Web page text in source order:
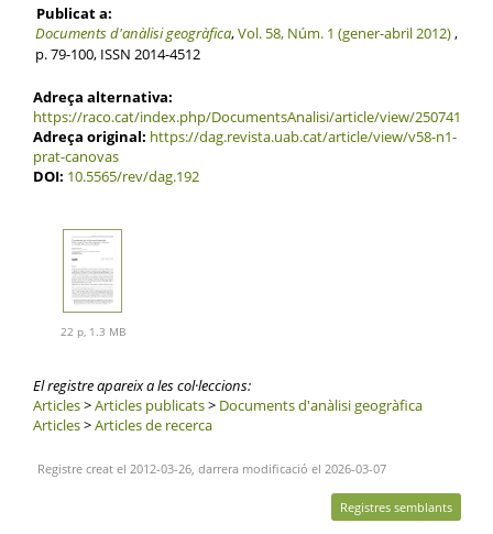
Publicat a:
Documents d'anàlisi geogràfica,Vol. 58, Núm. 1 (gener-abril 2012),
p. 79-100, ISSN 2014-4512
Adreça alternativa:
https://raco.cat/index.php/DocumentsAnalisi/article/view/250741
Adreça original: https://dag.revista.uab.cat/article/view/v58-n1-
prat-canovas
DOI: 10.5565/rev/dag.192
22 p, 1.3 MB
El registre apareix a les col·leccions:
Articles>Articles publicats> Documents d'anàlisi geogràfica
Articles>Articles de recerca
Registre creat el 2012-03-26, darrera modificació el 2026-03-07
Registres semblants